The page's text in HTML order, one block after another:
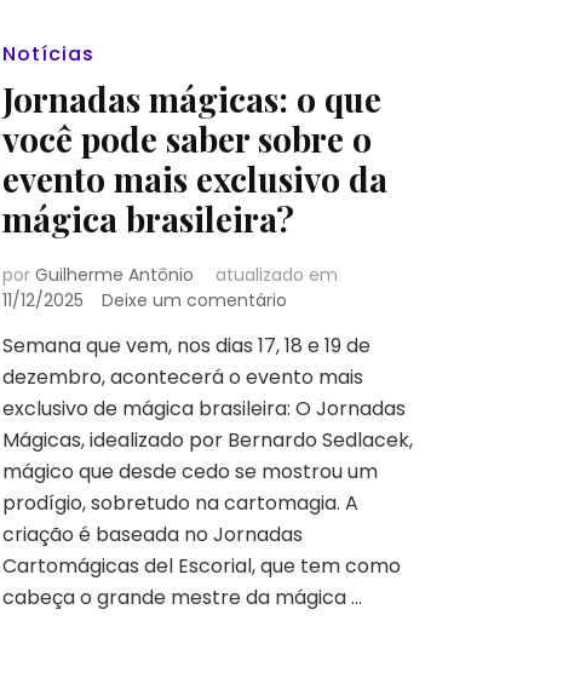
Notícias
Jornadas mágicas: o que
você pode saber sobre o
evento mais exclusivo da
mágica brasileira?
por Guilherme Antônio
atualizado em
11/12/2025
Deixe um comentárioem
mágicas:
o
que
pode
saber
sobre
o
mais
exclusivo
Semana que vem, nos dias 17, 18 e 19 de
dezembro, acontecerá o evento mais
exclusivo de mágica brasileira: O Jornadas
Mágicas, idealizado por Bernardo Sedlacek,
mágico que desde cedo se mostrou um
prodígio, sobretudo na cartomagia. A
criação é baseada no Jornadas
Cartomágicas del Escorial, que tem como
cabeça o grande mestre da mágica …